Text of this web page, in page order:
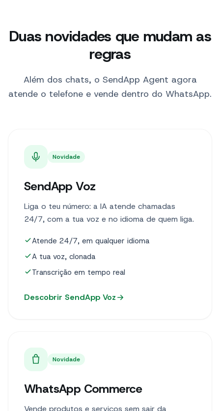
Duas novidades que mudam as
regras
Além dos chats, o SendApp Agent agora
atende o telefone e vende dentro do WhatsApp.
Novidade
SendApp Voz
Liga o teu número: a IA atende chamadas
24/7, com a tua voz e no idioma de quem liga.
Atende 24/7, em qualquer idioma
A tua voz, clonada
Transcrição em tempo real
Descobrir SendApp Voz
Novidade
WhatsApp Commerce
Vende produtos e serviços sem sair da